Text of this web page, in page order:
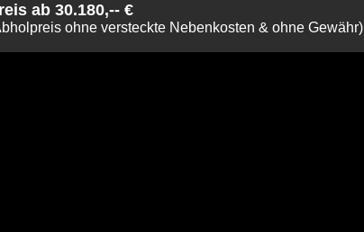
ab 30.180,-- €
ohne versteckte Nebenkosten & ohne Gewähr)